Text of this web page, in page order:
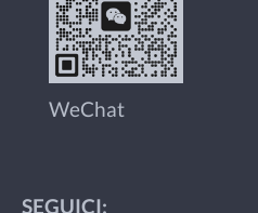
WeChat
SEGUICI: